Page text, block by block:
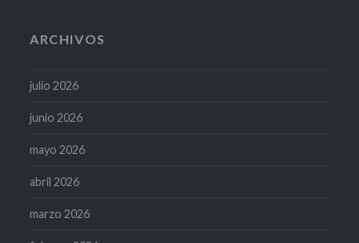
ARCHIVOS
julio 2026
junio 2026
mayo 2026
abril 2026
marzo 2026